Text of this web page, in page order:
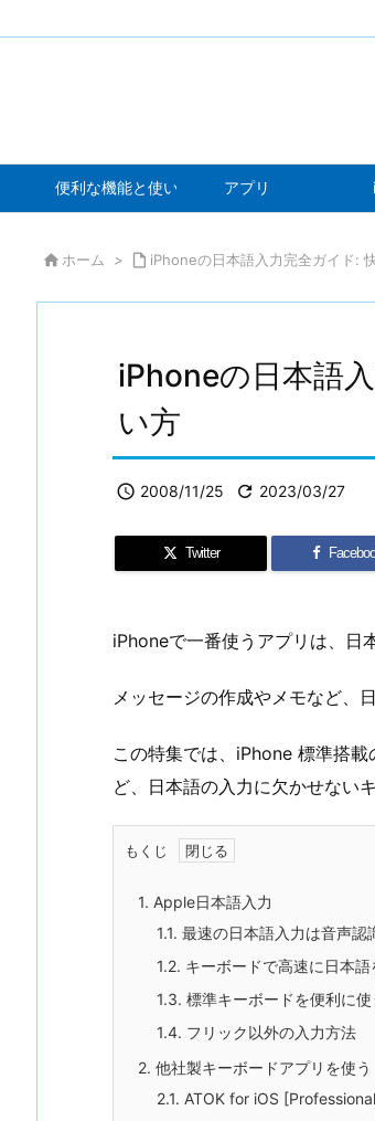
便利な機能と使い方 アプリ
 ホーム >  iPhoneの日本語入力完全ガイド:
iPhoneの日本語
い方
 2008/11/25  2023/03/27
Twitter
iPhoneで一番使うアプリは、日
メッセージの作成やメモなど、
この特集では、iPhone 標準搭
ど、日本語の入力に欠かせない
もくじ
1. Apple日本語入力
1.1. 最速の日本語入力は音声認
1.2. キーボードで高速に日本
1.3. 標準キーボードを便利に使
1.4. フリック以外の入力方法
2. 他社製キーボードアプリを使う
2.1. ATOK for iOS